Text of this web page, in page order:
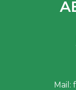
Mail: